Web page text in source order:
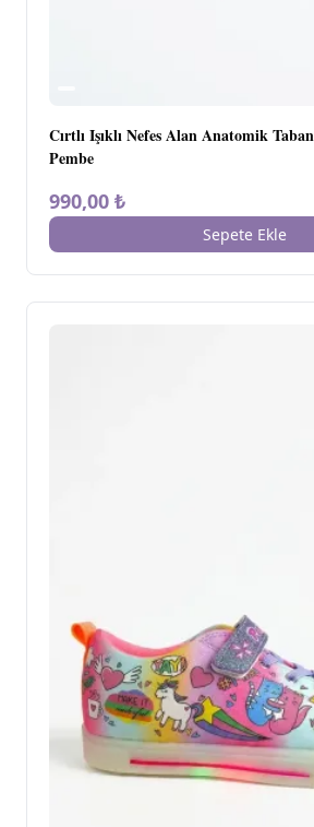
Cırtlı Işıklı Nefes Alan Anatomik
Pembe
990,00 ₺
Sepete Ekle